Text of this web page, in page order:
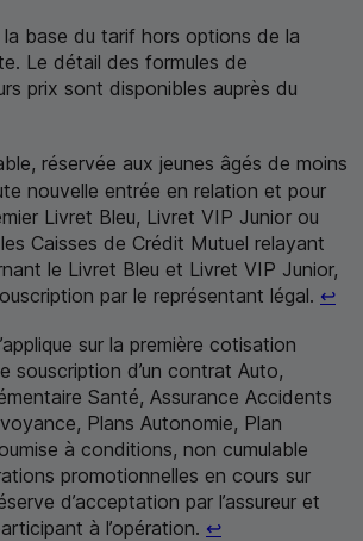
base du tarif hors options de la
Le détail des formules de
prix sont disponibles auprès du
renvoi 7
réservée aux jeunes âgés de moins
nouvelle entrée en relation et pour
Livret Bleu, Livret VIP Junior ou
Caisses de Crédit Mutuel relayant
le Livret Bleu et Livret VIP Junior,
par le représentant légal. ↩
sur la première cotisation
souscription d’un contrat Auto,
Santé, Assurance Accidents
Plans Autonomie, Plan
à conditions, non cumulable
promotionnelles en cours sur
d’acceptation par l’assureur et
à l’opération. ↩Retour au